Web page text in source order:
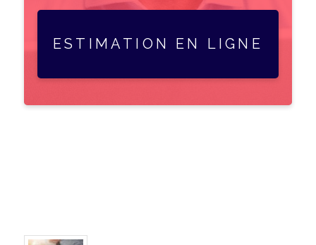
ESTIMATION EN LIGNE